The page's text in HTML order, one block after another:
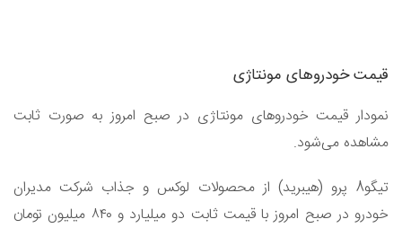
قیمت خودرو‌های مونتاژی
نمودار قیمت خودرو‌های مونتاژی در صبح امروز به صورت ثابت
مشاهده می‌شود.
تیگو8 پرو (هیبرید) از محصولات لوکس و جذاب شرکت مدیران
خودرو در صبح امروز با قیمت ثابت دو میلیارد و ۸۴۰ میلیون تومان